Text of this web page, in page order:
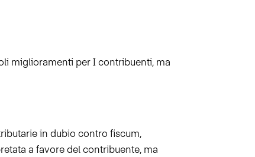
miglioramenti per I contribuenti, ma
in dubio contro fiscum,
a favore del contribuente, ma